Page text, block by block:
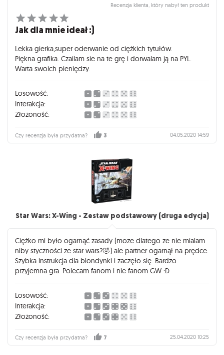
Recenzja klienta, który nabył ten produkt
Jak dla mnie ideał :)
Lekka gierka,super oderwanie od ciężkich tytułów.
Piękna grafika. Czailam sie na te grę i dorwalam ją na PYL.
Warta swoich pieniędzy.
Losowość:
Interakcja:
Złożoność:
Czy recenzja była przydatna? 3 04.05.2020 14:59
Star Wars: X-Wing - Zestaw podstawowy (druga edycja)
Ciężko mi było ogarnąć zasady (moze dlatego ze nie mialam
niby styczności ze star wars?🤣) ale partner ogarnął na prędce.
Szybka instrukcja dla blondynki i zaczęło się. Bardzo
przyjemna gra. Polecam fanom i nie fanom GW :D
Losowość:
Interakcja:
Złożoność:
Czy recenzja była przydatna? 7 25.04.2020 10:25